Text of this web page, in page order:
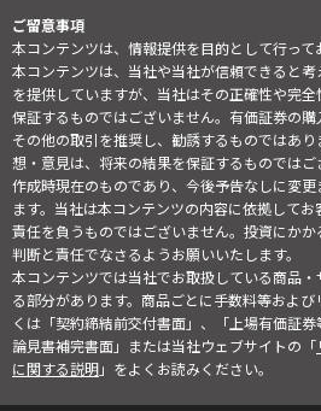
ご留意事項
本コンテンツは、情報提供を目的として行って
本コンテンツは、当社や当社が信頼できると
を提供していますが、当社はその正確性や完
保証するものではございません。有価証券の購
その他の取引を推奨し、勧誘するものではあ
想・意見は、将来の結果を保証するものでは
作成時現在のものであり、今後予告なしに変
ます。当社は本コンテンツの内容に依拠して
責任を負うものではございません。投資にか
判断と責任でなさるようお願いいたします。
本コンテンツでは当社でお取扱している商品
る部分があります。商品ごとに手数料等およ
くは「契約締結前交付書面」、「上場有価証
論見書補完書面」または当社ウェブサイトの「
に関する説明」をよくお読みください。